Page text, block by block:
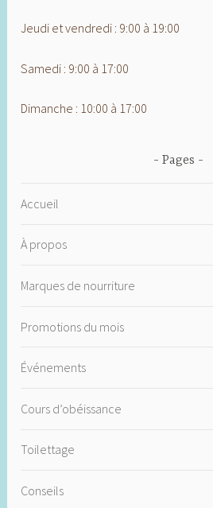
Jeudi et vendredi : 9:00 à 19:00
Samedi : 9:00 à 17:00
Dimanche : 10:00 à 17:00
Pages
Accueil
À propos
Marques de nourriture
Promotions du mois
Événements
Cours d’obéissance
Toilettage
Conseils